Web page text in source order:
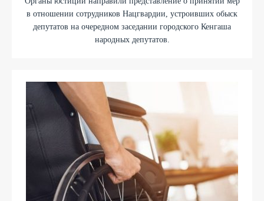
в отношении сотрудников Нацгвардии, устроивших обыск
депутатов на очередном заседании городского Кенгаша
народных депутатов.